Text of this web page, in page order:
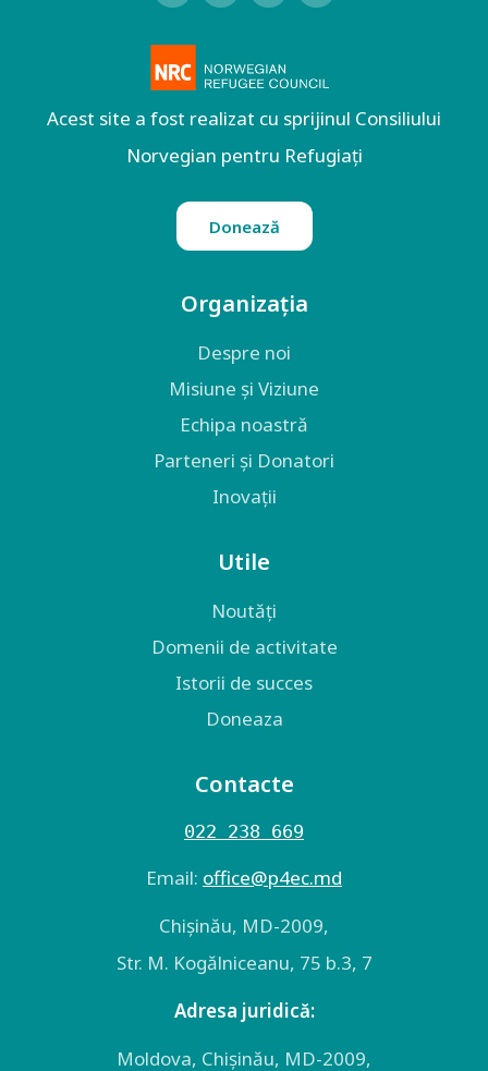
Acest site a fost realizat cu sprijinul Consiliului
Norvegian pentru Refugiați
Donează
Organizația
Despre noi
Misiune și Viziune
Echipa noastră
Parteneri și Donatori
Inovații
Utile
Noutăți
Domenii de activitate
Istorii de succes
Doneaza
Contacte
022 238 669
Email: оffice@p4ec.md
Chişinău, MD-2009,
Str. M. Kogălniceanu, 75 b.3, 7
Adresa juridică:
Moldova, Chişinău, MD-2009,